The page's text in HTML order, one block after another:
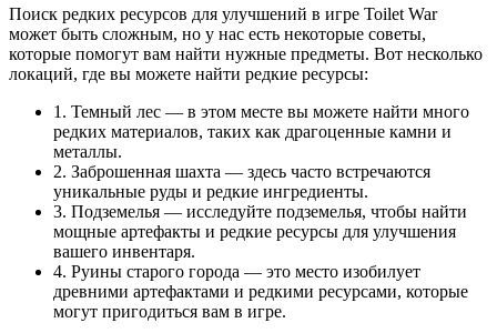
Поиск редких ресурсов для улучшений в игре Toilet War
может быть сложным, но у нас есть некоторые советы,
которые помогут вам найти нужные предметы. Вот несколько
локаций, где вы можете найти редкие ресурсы:
1. Темный лес — в этом месте вы можете найти много
редких материалов, таких как драгоценные камни и
металлы.
2. Заброшенная шахта — здесь часто встречаются
уникальные руды и редкие ингредиенты.
3. Подземелья — исследуйте подземелья, чтобы найти
мощные артефакты и редкие ресурсы для улучшения
вашего инвентаря.
4. Руины старого города — это место изобилует
древними артефактами и редкими ресурсами, которые
могут пригодиться вам в игре.